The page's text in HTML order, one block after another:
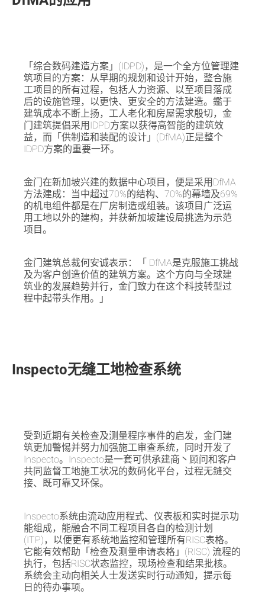
「综合数码建造方案」(IDPD)，是一个全方位管理建
筑项目的方案：从早期的规划和设计开始，整合施
工项目的所有过程，包括人力资源、以至项目落成
后的设施管理，以更快、更安全的方法建造。鑑于
建筑成本不断上扬，工人老化和房屋需求殷切，金
门建筑提倡采用IDPD方案以获得高智能的建筑效
益，而「供制造和装配的设计」(DfMA)正是整个
IDPD方案的重要一环。
金门在新加坡兴建的数据中心项目，便是采用DfMA
方法建成：当中超过70%的结构、70%的幕墙及69%
的机电组件都是在厂房制造或组装。该项目广泛运
用工地以外的建构，并获新加坡建设局挑选为示范
项目。
金门建筑总裁何安诚表示：「 DfMA是克服施工挑战
及为客户创造价值的建筑方案。这个方向与全球建
筑业的发展趋势并行，金门致力在这个科技转型过
程中起带头作用。」
Inspecto无缝工地检查系统
受到近期有关检查及测量程序事件的启发，金门建
筑更加警惕并努力加强施工审查系统，同时开发了
Inspecto。Inspecto是一套可供承建商丶顾问和客户
共同监督工地施工状况的数码化平台，过程无鏠交
接、既可靠又环保。
Inspecto系统由流动应用程式、仪表板和实时提示功
能组成，能融合不同工程项目各自的检测计划
(ITP)，以便更有系统地监控和管理所有RISC表格。
它能有效帮助「检查及测量申请表格」(RISC) 流程的
执行，包括RISC状态监控，现场检查和结果批核。
系统会主动向相关人士发送实时行动通知，提示每
日的待办事项。